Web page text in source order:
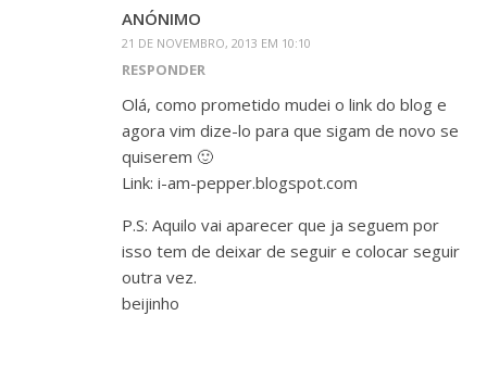
ANÓNIMO
21 DE NOVEMBRO, 2013 EM 10:10
RESPONDER
Olá, como prometido mudei o link do blog e
agora vim dize-lo para que sigam de novo se
quiserem 🙂
Link: i-am-pepper.blogspot.com
P.S: Aquilo vai aparecer que ja seguem por
isso tem de deixar de seguir e colocar seguir
outra vez.
beijinho